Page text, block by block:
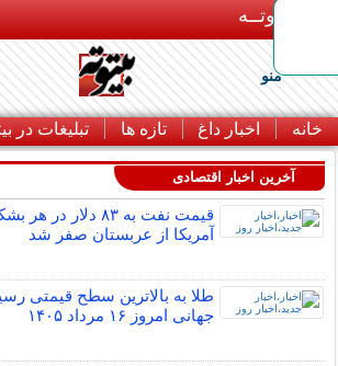
بـیتوتــه
منو
خانه اخبار داغ تازه ها تبلیغات در
آخرین اخبار اقتصادی
قیمت نفت به ۸۳
آمریکا از عربستان صفر شد
طلا به بالاترین سطح قیمتی
جهانی امروز ۱۶ مرداد ۱۴۰۵